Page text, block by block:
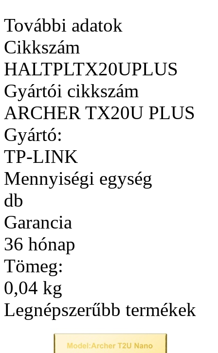
További adatok
Cikkszám
HALTPLTX20UPLUS
Gyártói cikkszám
ARCHER TX20U PLUS
Gyártó:
TP-LINK
Mennyiségi egység
db
Garancia
36 hónap
Tömeg:
0,04 kg
Legnépszerűbb termékek